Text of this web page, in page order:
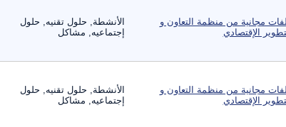
مجانية من منظمة التعاون و
الإقتصادي
الأنشطة, حلول تقنيه, حلول
إجتماعيه, مشاكل
مجانية من منظمة التعاون و
الإقتصادي
الأنشطة, حلول تقنيه, حلول
إجتماعيه, مشاكل